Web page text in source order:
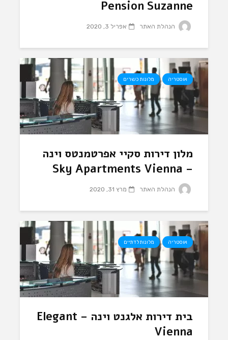
Pension Suzanne
הנהלת האתר אפריל 3, 2020
אוסטריה מלונות כשרים
מלון דירות סקיי אפרטמנטס וינה
– Sky Apartments Vienna
הנהלת האתר מרץ 31, 2020
אוסטריה מלונות לדתיים
בית דירות אלגנט וינה – Elegant
Vienna